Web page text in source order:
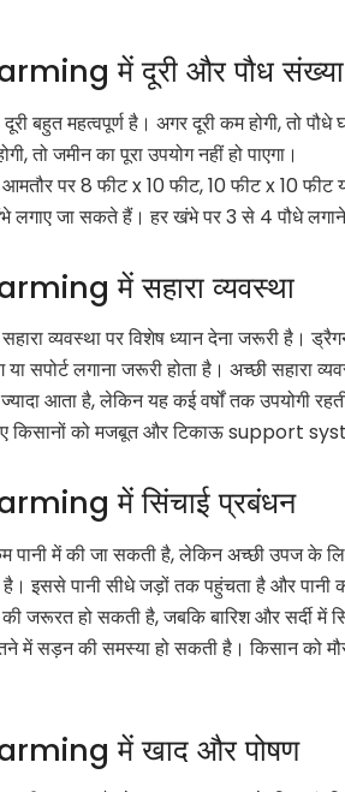
में दूरी और पौध संख्या
बहुत महत्वपूर्ण है। अगर दूरी कम होगी, तो
तो जमीन का पूरा उपयोग नहीं हो पाएगा।
पर 8 फीट x 10 फीट, 10 फीट x 10 फीट
जा सकते हैं। हर खंभे पर 3 से 4 पौधे लगाने
में सहारा व्यवस्था
व्यवस्था पर विशेष ध्यान देना जरूरी है।
सपोर्ट लगाना जरूरी होता है। अच्छी सहारा
आता है, लेकिन यह कई वर्षों तक उपयोगी
को मजबूत और टिकाऊ support
में सिंचाई प्रबंधन
में की जा सकती है, लेकिन अच्छी उपज के
इससे पानी सीधे जड़ों तक पहुंचता है और पानी
की जरूरत हो सकती है, जबकि बारिश और सर्दी
में सड़न की समस्या हो सकती है। किसान को
में खाद और पोषण